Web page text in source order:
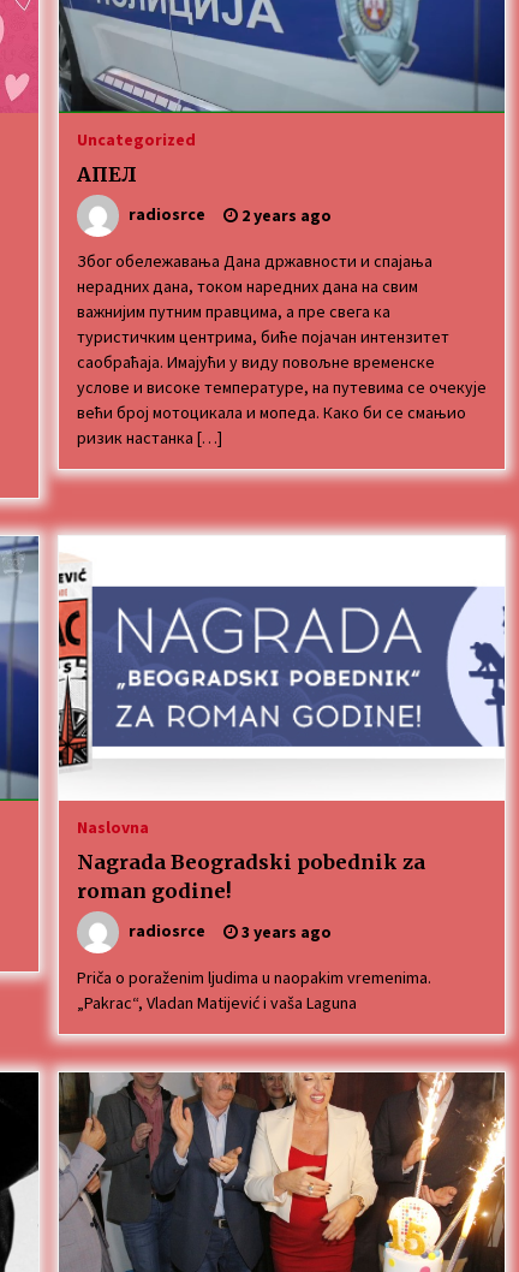
Uncategorized
АПЕЛ
radiosrce 2 years ago
Због обележавања Дана државности и спајања
нерадних дана, током наредних дана на свим
важнијим путним правцима, а пре свега ка
туристичким центрима, биће појачан интензитет
саобраћаја. Имајући у виду повољне временске
услове и високе температуре, на путевима се очекује
већи број мотоцикала и мопеда. Како би се смањио
ризик настанка […]
Naslovna
Nagrada Beogradski pobednik za
roman godine!
radiosrce 3 years ago
Priča o poraženim ljudima u naopakim vremenima.
„Pakrac“, Vladan Matijević i vaša Laguna